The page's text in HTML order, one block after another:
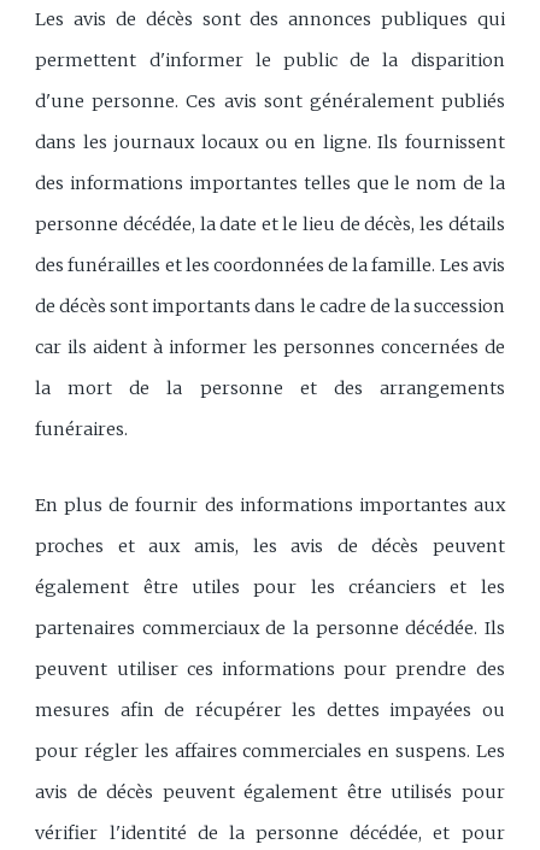
Les avis de décès sont des annonces publiques qui
permettent d'informer le public de la disparition
d'une personne. Ces avis sont généralement publiés
dans les journaux locaux ou en ligne. Ils fournissent
des informations importantes telles que le nom de la
personne décédée, la date et le lieu de décès, les détails
des funérailles et les coordonnées de la famille. Les avis
de décès sont importants dans le cadre de la succession
car ils aident à informer les personnes concernées de
la mort de la personne et des arrangements
funéraires.
En plus de fournir des informations importantes aux
proches et aux amis, les avis de décès peuvent
également être utiles pour les créanciers et les
partenaires commerciaux de la personne décédée. Ils
peuvent utiliser ces informations pour prendre des
mesures afin de récupérer les dettes impayées ou
pour régler les affaires commerciales en suspens. Les
avis de décès peuvent également être utilisés pour
vérifier l'identité de la personne décédée, et pour